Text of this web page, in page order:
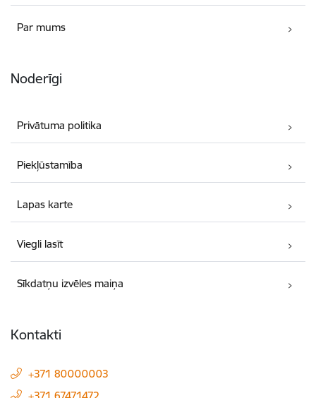
Par mums
Noderīgi
Privātuma politika
Piekļūstamība
Lapas karte
Viegli lasīt
Sīkdatņu izvēles maiņa
Kontakti
+371 80000003